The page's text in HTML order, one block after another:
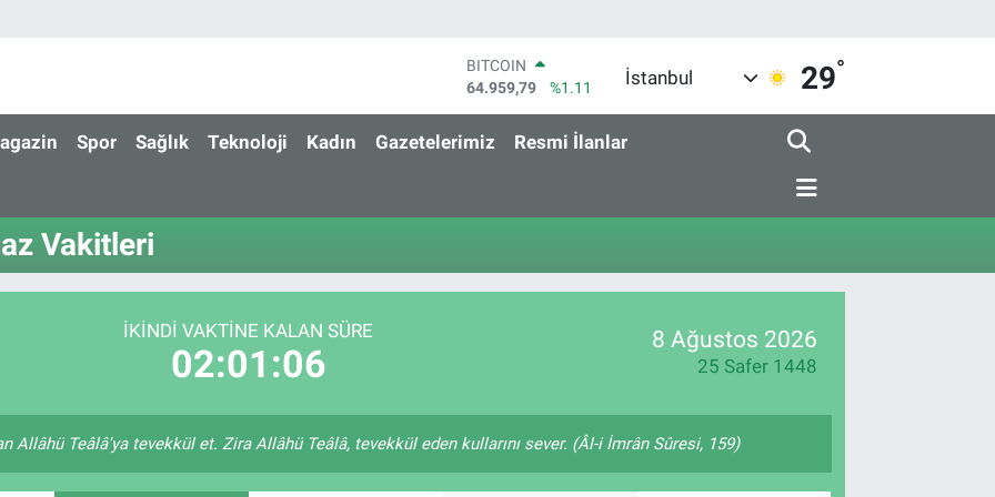
BITCOIN
64.959,79
%1.11
47,7436
%0.18
EURO
64,4811
%0.38
İstanbul 29°
Spor Sağlık Teknoloji Kadın Gazetelerimiz Resmi İlanlar
Vakitleri
İKINDI VAKTINE KALAN SÜRE
02:01:06
8 Ağustos 2026
25 Safer 1448
Allâhü Teâlâ'ya tevekkül et. Zira Allâhü Teâlâ, tevekkül eden kullarını sever. (Âl-i İmrân Sûresi, 159)